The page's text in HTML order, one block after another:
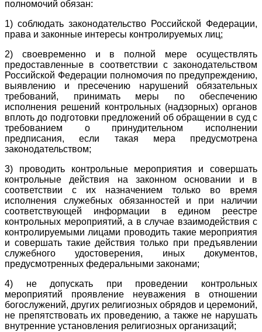
полномочий обязан:
1) соблюдать законодательство Российской Федерации,
права и законные интересы контролируемых лиц;
2) своевременно и в полной мере осуществлять
предоставленные в соответствии с законодательством
Российской Федерации полномочия по предупреждению,
выявлению и пресечению нарушений обязательных
требований, принимать меры по обеспечению
исполнения решений контрольных (надзорных) органов
вплоть до подготовки предложений об обращении в суд с
требованием о принудительном исполнении
предписания, если такая мера предусмотрена
законодательством;
3) проводить контрольные мероприятия и совершать
контрольные действия на законном основании и в
соответствии с их назначением только во время
исполнения служебных обязанностей и при наличии
соответствующей информации в едином реестре
контрольных мероприятий, а в случае взаимодействия с
контролируемыми лицами проводить такие мероприятия
и совершать такие действия только при предъявлении
служебного удостоверения, иных документов,
предусмотренных федеральными законами;
4) не допускать при проведении контрольных
мероприятий проявление неуважения в отношении
богослужений, других религиозных обрядов и церемоний,
не препятствовать их проведению, а также не нарушать
внутренние установления религиозных организаций;